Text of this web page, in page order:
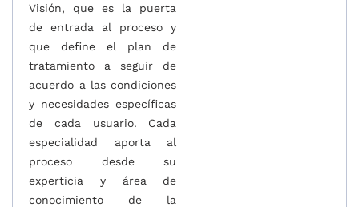
Visión, que es la puerta
de entrada al proceso y
que define el plan de
tratamiento a seguir de
acuerdo a las condiciones
y necesidades específicas
de cada usuario. Cada
especialidad aporta al
proceso desde su
experticia y área de
conocimiento de la